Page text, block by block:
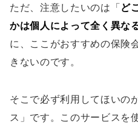
ただ、注意したいのは「ど
かは個人によって全く異な
に、ここがおすすめの保険
きないのです。
そこで必ず利用してほいの
ス」です。このサービスを